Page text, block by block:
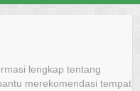
lengkap tentang
merekomendasi tempat